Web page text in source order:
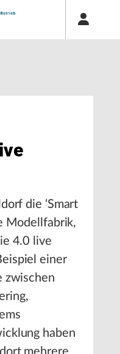
die ‘Smart
Modellfabrik,
4.0 live
einer
zwischen
haben
mehrere